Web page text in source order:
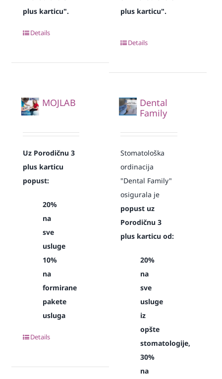
plus karticu".
Details
plus karticu".
Details
MOJLAB
Uz Porodičnu 3
plus karticu
popust:
20%
na
sve
usluge
10%
na
formirane
pakete
usluga
Details
Dental
Family
Stomatološka
ordinacija
"Dental Family"
osigurala je
popust uz
Porodičnu 3
plus karticu od:
20%
na
sve
usluge
iz
opšte
stomatologije,
30%
na